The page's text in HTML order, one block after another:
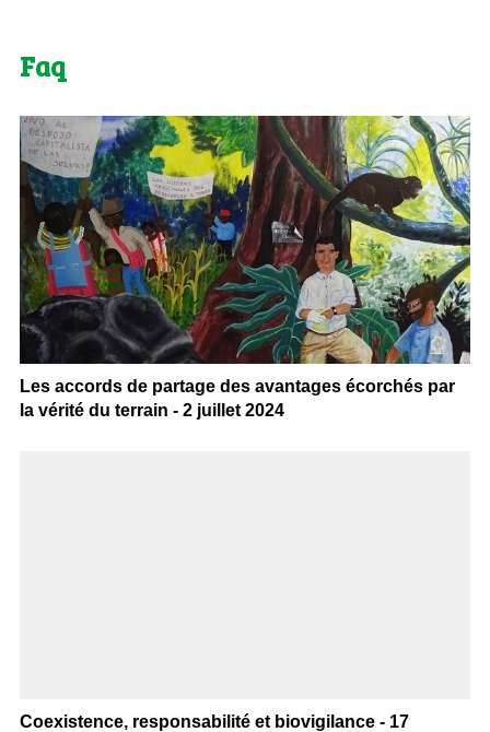
Faq
Les accords de partage des avantages écorchés par
la vérité du terrain - 2 juillet 2024
Coexistence, responsabilité et biovigilance - 17